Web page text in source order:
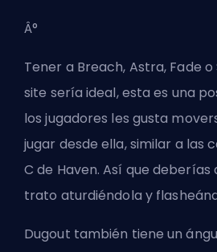
Â°
Tener a Breach, Astra, Fade
site sería ideal, esta es una
los jugadores les gusta
jugar desde ella, similar a las
C de Haven. Así que deberías
trato aturdiéndola y
Dugout también tiene un